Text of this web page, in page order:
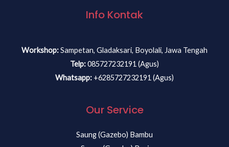
Info Kontak
Workshop:Sampetan, Gladaksari, Boyolali, Jawa Tengah
Telp:085727232191 (Agus)
Whatsapp: +6285727232191 (Agus)
Our Service
Saung (Gazebo) Bambu